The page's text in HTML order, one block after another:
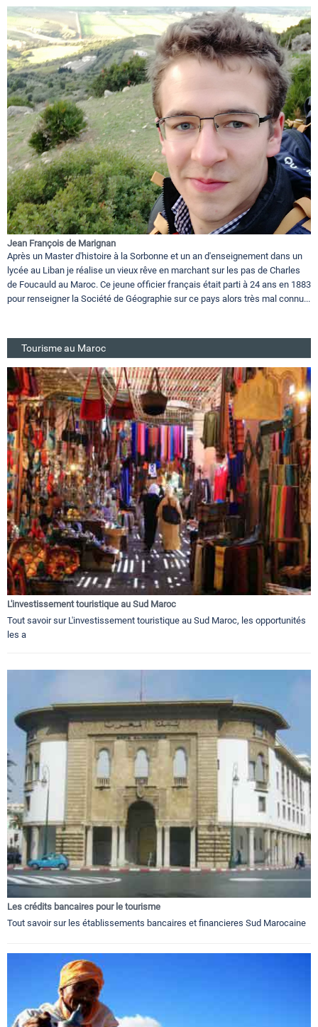
Jean François de Marignan
Après un Master d'histoire à la Sorbonne et un an d'enseignement dans un
lycée au Liban je réalise un vieux rêve en marchant sur les pas de Charles
de Foucauld au Maroc. Ce jeune officier français était parti à 24 ans en 1883
pour renseigner la Société de Géographie sur ce pays alors très mal connu...
Tourisme au Maroc
L'investissement touristique au Sud Maroc
Tout savoir sur L'investissement touristique au Sud Maroc, les opportunités
les a
Les crédits bancaires pour le tourisme
Tout savoir sur les établissements bancaires et financieres Sud Marocaine